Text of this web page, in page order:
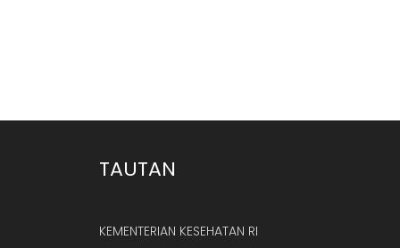
TAUTAN
KEMENTERIAN KESEHATAN RI